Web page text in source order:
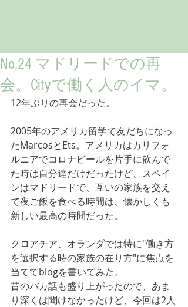
No.24 マドリードでの再
会。Cityで働く人のイマ。
12年ぶりの再会だった。
2005年のアメリカ留学で友だちになっ
たMarcosとEts。アメリカはカリフォ
ルニアでコロナビールを片手に飲んで
た時は自分達だけだったけど、スペイ
ンはマドリードで、互いの家族を交え
て夜ご飯を食べる時間は、懐かしくも
新しい最高の時間だった。
クロアチア、オランダでは特に"働き方
を選択する時の家族の在り方"に焦点を
当ててblogを書いてみた。
昔のバカ話も盛り上がったので、あま
り深くは聞けなかったけど、今回は2人